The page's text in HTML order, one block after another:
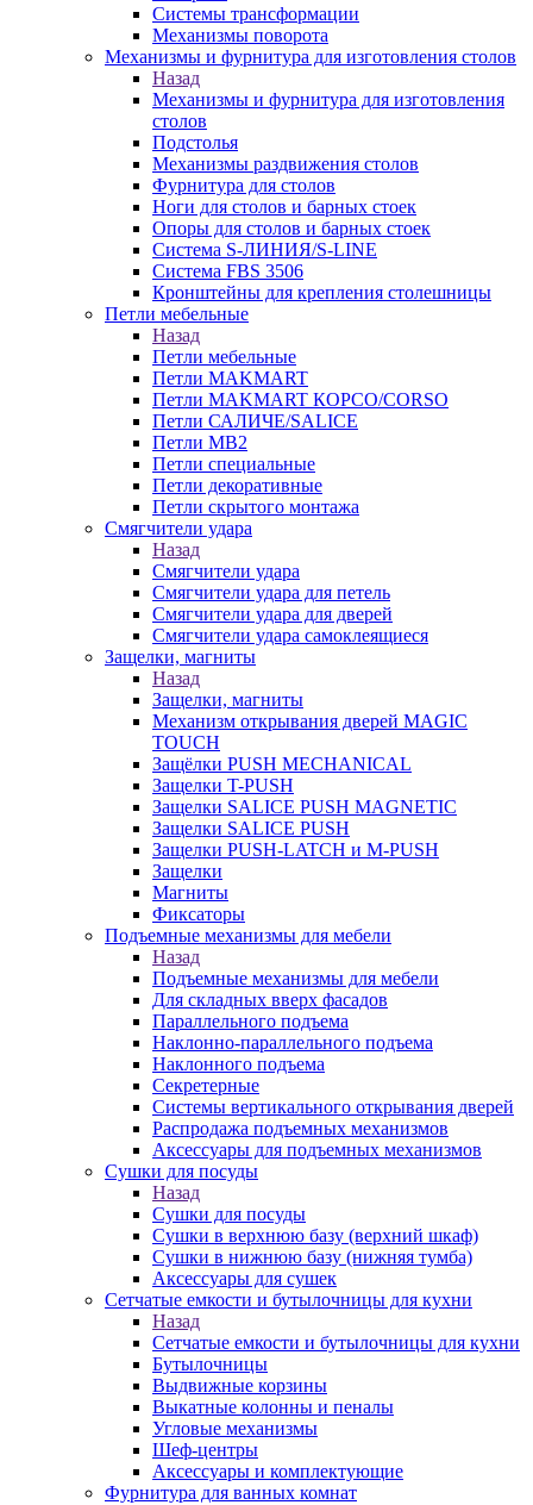
Системы трансформации
Механизмы поворота
Механизмы и фурнитура для изготовления столов
Назад
Механизмы и фурнитура для изготовления
столов
Подстолья
Механизмы раздвижения столов
Фурнитура для столов
Ноги для столов и барных стоек
Опоры для столов и барных стоек
Система S-ЛИНИЯ/S-LINE
Система FBS 3506
Кронштейны для крепления столешницы
Петли мебельные
Назад
Петли мебельные
Петли MAKMART
Петли MAKMART КОРСО/CORSO
Петли САЛИЧЕ/SALICE
Петли MB2
Петли специальные
Петли декоративные
Петли скрытого монтажа
Смягчители удара
Назад
Смягчители удара
Смягчители удара для петель
Смягчители удара для дверей
Cмягчители удара самоклеящиеся
Защелки, магниты
Назад
Защелки, магниты
Механизм открывания дверей MAGIC
TOUCH
Защёлки PUSH MECHANICAL
Защелки T-PUSH
Защелки SALICE PUSH MAGNETIC
Защелки SALICE PUSH
Защелки PUSH-LATCH и M-PUSH
Защелки
Магниты
Фиксаторы
Подъемные механизмы для мебели
Назад
Подъемные механизмы для мебели
Для складных вверх фасадов
Параллельного подъема
Наклонно-параллельного подъема
Наклонного подъема
Секретерные
Системы вертикального открывания дверей
Распродажа подъемных механизмов
Аксессуары для подъемных механизмов
Сушки для посуды
Назад
Сушки для посуды
Сушки в верхнюю базу (верхний шкаф)
Сушки в нижнюю базу (нижняя тумба)
Аксессуары для сушек
Сетчатые емкости и бутылочницы для кухни
Назад
Сетчатые емкости и бутылочницы для кухни
Бутылочницы
Выдвижные корзины
Выкатные колонны и пеналы
Угловые механизмы
Шеф-центры
Аксессуары и комплектующие
Фурнитура для ванных комнат